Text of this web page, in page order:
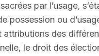
par l’usage,
possession ou
des
le droit des